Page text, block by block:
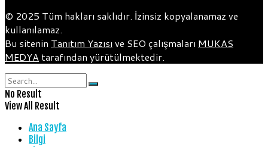
© 2025 Tüm hakları saklıdır. İzinsiz kopyalanamaz ve
kullanılamaz.
Bu sitenin Tanıtım Yazısı ve SEO çalışmaları MUKAS
MEDYA tarafından yürütülmektedir.
No Result
View All Result
Ana Sayfa
Bilgi